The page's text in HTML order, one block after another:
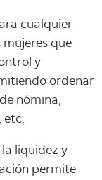
cualquier
que
y
ordenar
nómina,
etc.
liquidez y
permite